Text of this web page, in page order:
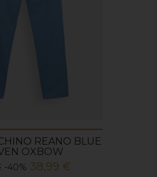
REANO BLUE
OXBOW
-40% Prix
38,99 €